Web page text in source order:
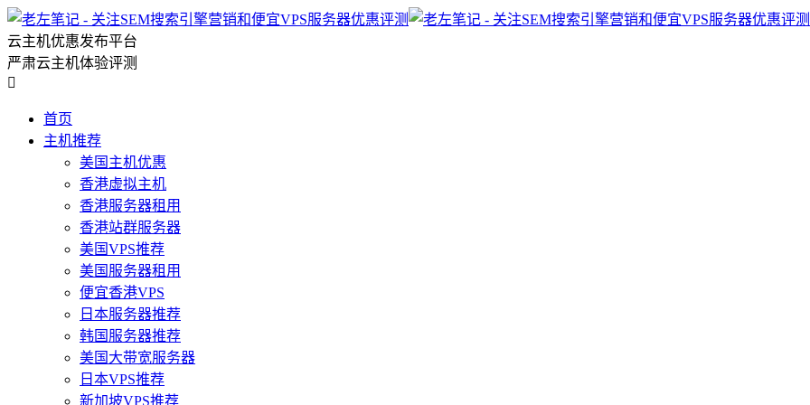
云主机优惠发布平台
严肃云主机体验评测

首页
主机推荐
美国主机优惠
香港虚拟主机
香港服务器租用
香港站群服务器
美国VPS推荐
美国服务器租用
便宜香港VPS
日本服务器推荐
韩国服务器推荐
美国大带宽服务器
日本VPS推荐
新加坡VPS推荐